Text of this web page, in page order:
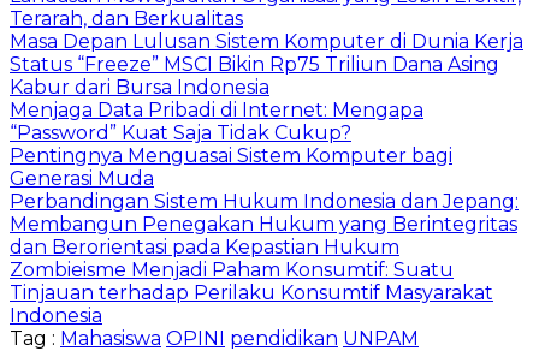
Terarah, dan Berkualitas
Masa Depan Lulusan Sistem Komputer di Dunia Kerja
Status “Freeze” MSCI Bikin Rp75 Triliun Dana Asing
Kabur dari Bursa Indonesia
Menjaga Data Pribadi di Internet: Mengapa
“Password” Kuat Saja Tidak Cukup?
Pentingnya Menguasai Sistem Komputer bagi
Generasi Muda
Perbandingan Sistem Hukum Indonesia dan Jepang:
Membangun Penegakan Hukum yang Berintegritas
dan Berorientasi pada Kepastian Hukum
Zombieisme Menjadi Paham Konsumtif: Suatu
Tinjauan terhadap Perilaku Konsumtif Masyarakat
Indonesia
Tag : Mahasiswa OPINI pendidikan UNPAM